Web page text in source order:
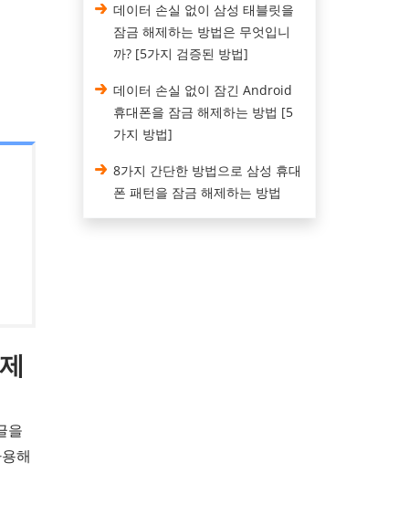
을
해
데이터 손실 없이 삼성 태블릿을
잠금 해제하는 방법은 무엇입니
까? [5가지 검증된 방법]
데이터 손실 없이 잠긴 Android
휴대폰을 잠금 해제하는 방법 [5
가지 방법]
8가지 간단한 방법으로 삼성 휴대
폰 패턴을 잠금 해제하는 방법